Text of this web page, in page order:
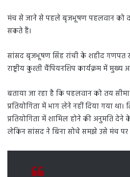
मंच से जाने से पहले बृजभूषण पहलवान को
सकते हैं।
सांसद बृजभूषण सिंह रांची के शहीद गणपत
राष्ट्रीय कुश्ती चैंपियनशिप कार्यक्रम में मुख्य
बताया जा रहा है कि पहलवान को तय
प्रतियोगिता में भाग लेने नहीं दिया गया
प्रतियोगिता में शामिल होने की अनुमति देने
लेकिन सांसद ने बिना सोचे समझे उसे मंच पर